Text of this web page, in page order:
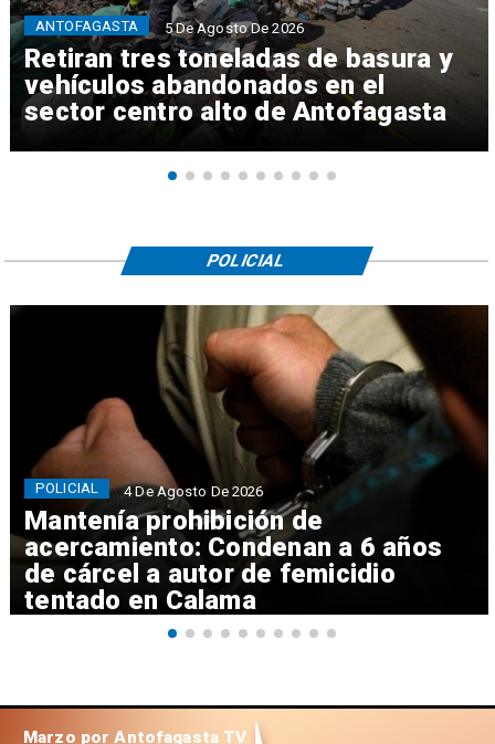
Retiran tres toneladas de basura y
vehículos abandonados en el
sector centro alto de Antofagasta
ANTOFAGASTA 5 De Agosto De 2026
Mantenía prohibición de
acercamiento: Condenan a 6 años
de cárcel a autor de femicidio
tentado en Calama
POLICIAL 4 De Agosto De 2026
POLICIAL
Marzo por Antofagasta TV